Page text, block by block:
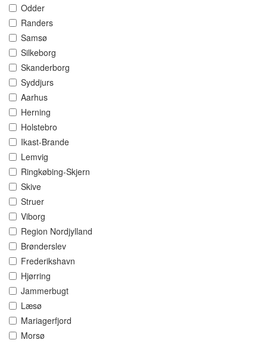
Odder
Randers
Samsø
Silkeborg
Skanderborg
Syddjurs
Aarhus
Herning
Holstebro
Ikast-Brande
Lemvig
Ringkøbing-Skjern
Skive
Struer
Viborg
Region Nordjylland
Brønderslev
Frederikshavn
Hjørring
Jammerbugt
Læsø
Mariagerfjord
Morsø